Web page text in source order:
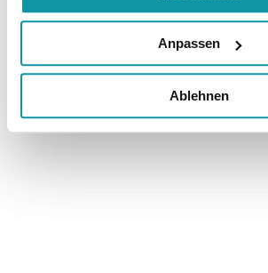
Anpassen
Ablehnen